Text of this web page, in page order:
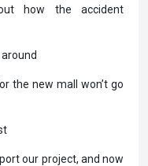
how the accident
the new mall won’t go
our project, and now